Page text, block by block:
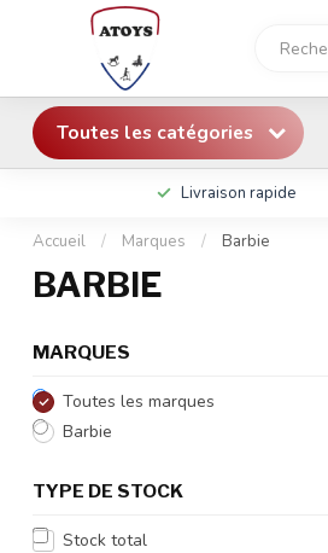
Toutes les catégories
Livraison rapide
Accueil / Marques / Barbie
BARBIE
MARQUES
Toutes les marques
Barbie
TYPE DE STOCK
Stock total